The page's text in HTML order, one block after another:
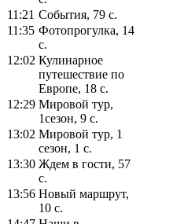
11:21 События, 79 с.
11:35 Фотопрогулка, 14
с.
12:02 Кулинарное
путешествие по
Европе, 18 с.
12:29 Мировой тур,
1сезон, 9 с.
13:02 Мировой тур, 1
сезон, 1 с.
13:30 Ждем в гости, 57
с.
13:56 Новый маршрут,
10 с.